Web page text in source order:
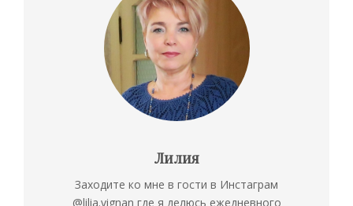
Лилия
Заходите ко мне в гости в Инстаграм
@lilia.vignan где я делюсь ежедневного